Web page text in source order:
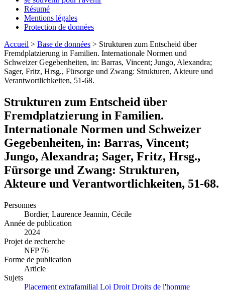
Résumé
Mentions légales
Protection de données
Accueil > Base de données > Strukturen zum Entscheid über
Fremdplatzierung in Familien. Internationale Normen und
Schweizer Gegebenheiten, in: Barras, Vincent; Jungo, Alexandra;
Sager, Fritz, Hrsg., Fürsorge und Zwang: Strukturen, Akteure und
Verantwortlichkeiten, 51-68.
Strukturen zum Entscheid über
Fremdplatzierung in Familien.
Internationale Normen und Schweizer
Gegebenheiten, in: Barras, Vincent;
Jungo, Alexandra; Sager, Fritz, Hrsg.,
Fürsorge und Zwang: Strukturen,
Akteure und Verantwortlichkeiten, 51-68.
Personnes
Bordier, Laurence Jeannin, Cécile
Année de publication
2024
Projet de recherche
NFP 76
Forme de publication
Article
Sujets
Placement extrafamilial Loi Droit Droits de l'homme